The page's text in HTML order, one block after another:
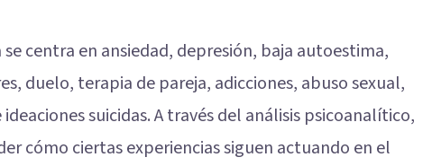
centra en ansiedad, depresión, baja autoestima,
duelo, terapia de pareja, adicciones, abuso sexual,
suicidas. A través del análisis psicoanalítico,
cómo ciertas experiencias siguen actuando en el